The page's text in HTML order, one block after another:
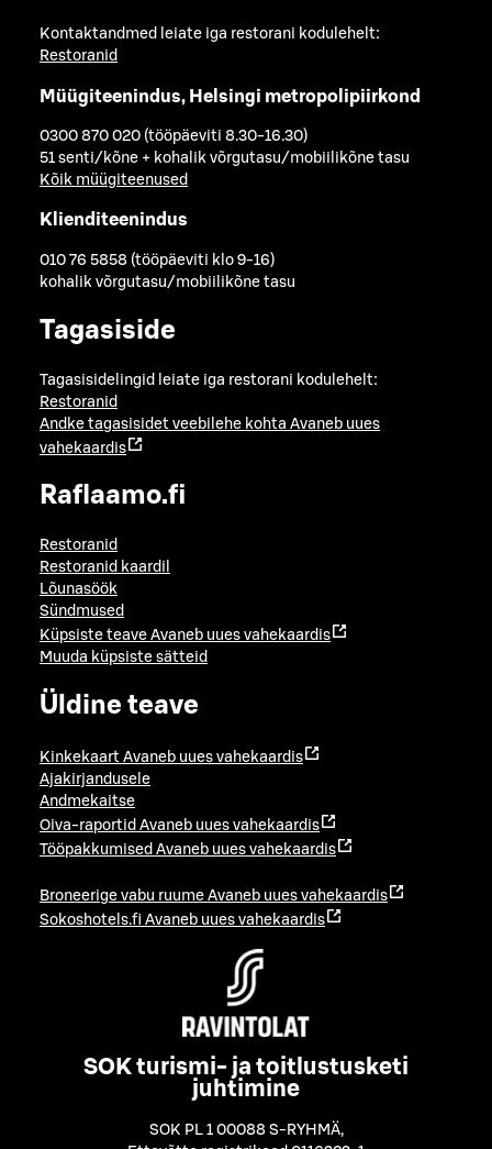
Kontaktandmed leiate iga restorani kodulehelt:
Restoranid
Müügiteenindus, Helsingi metropolipiirkond
0300 870 020 (tööpäeviti 8.30-16.30)
51 senti/kõne + kohalik võrgutasu/mobiilikõne tasu
Kõik müügiteenused
Klienditeenindus
010 76 5858 (tööpäeviti klo 9-16)
kohalik võrgutasu/mobiilikõne tasu
Tagasiside
Tagasisidelingid leiate iga restorani kodulehelt:
Restoranid
Andke tagasisidet veebilehe kohta Avaneb uues
vahekaardis
Raflaamo.fi
Restoranid
Restoranid kaardil
Lõunasöök
Sündmused
Küpsiste teave Avaneb uues vahekaardis
Muuda küpsiste sätteid
Üldine teave
Kinkekaart Avaneb uues vahekaardis
Ajakirjandusele
Andmekaitse
Oiva-raportid Avaneb uues vahekaardis
Tööpakkumised Avaneb uues vahekaardis
Broneerige vabu ruume Avaneb uues vahekaardis
Sokoshotels.fi Avaneb uues vahekaardis
SOK turismi- ja toitlustusketi
juhtimine
SOK PL 1 00088 S-RYHMÄ,